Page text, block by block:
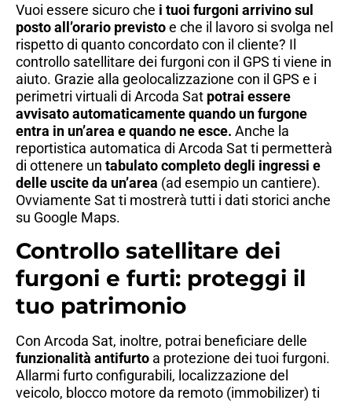
Vuoi essere sicuro che i tuoi furgoni arrivino sul
posto all’orario previstoe che il lavoro si svolga nel
rispetto di quanto concordato con il cliente? Il
controllo satellitare dei furgoni con il GPS ti viene in
aiuto. Grazie alla geolocalizzazione con il GPS e i
perimetri virtuali di Arcoda Sat potrai essere
avvisato automaticamente quando un furgone
entra in un’area e quando ne esce. Anche la
reportistica automatica di Arcoda Sat ti permetterà
di ottenere un tabulato completo degli ingressi e
delle uscite da un’area (ad esempio un cantiere).
Ovviamente Sat ti mostrerà tutti i dati storici anche
su Google Maps.
Controllo satellitare dei
furgoni e furti: proteggi il
tuo patrimonio
Con Arcoda Sat, inoltre, potrai beneficiare delle
funzionalità antifurto a protezione dei tuoi furgoni.
Allarmi furto configurabili, localizzazione del
veicolo, blocco motore da remoto (immobilizer) ti